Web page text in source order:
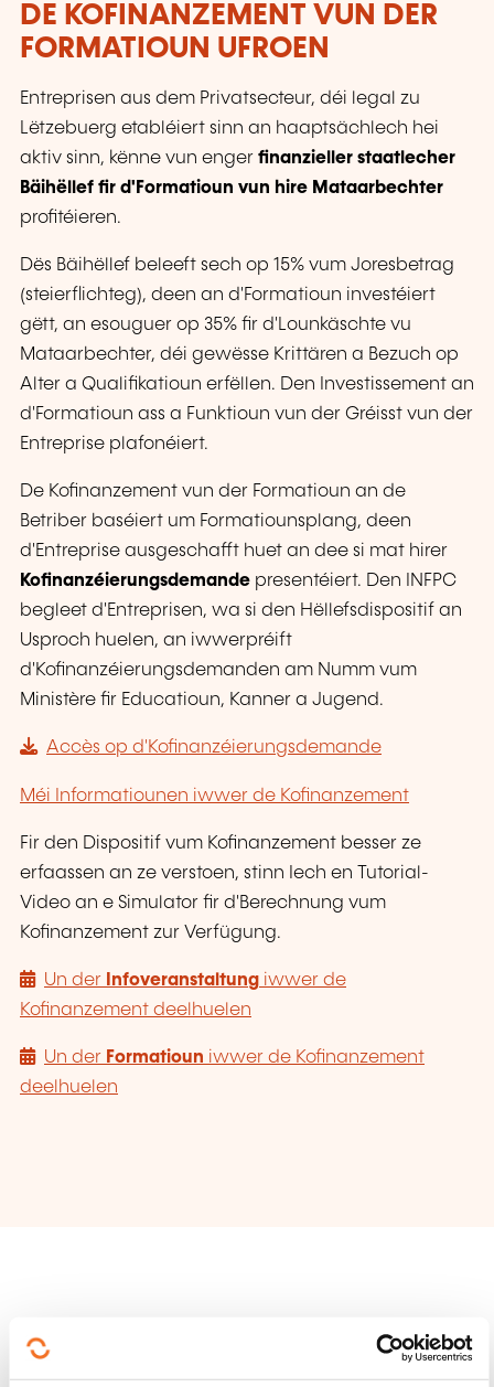
DE KOFINANZEMENT VUN DER
FORMATIOUN UFROEN
Entreprisen aus dem Privatsecteur, déi legal zu
Lëtzebuerg etabléiert sinn an haaptsächlech hei
aktiv sinn, kënne vun enger finanzieller staatlecher
Bäihëllef fir d'Formatioun vun hire Mataarbechter
profitéieren.
Dës Bäihëllef beleeft sech op 15% vum Joresbetrag
(steierflichteg), deen an d'Formatioun investéiert
gëtt, an esouguer op 35% fir d'Lounkäschte vu
Mataarbechter, déi gewësse Krittären a Bezuch op
Alter a Qualifikatioun erfëllen. Den Investissement an
d'Formatioun ass a Funktioun vun der Gréisst vun der
Entreprise plafonéiert.
De Kofinanzement vun der Formatioun an de
Betriber baséiert um Formatiounsplang, deen
d'Entreprise ausgeschafft huet an dee si mat hirer
Kofinanzéierungsdemande presentéiert. Den INFPC
begleet d'Entreprisen, wa si den Hëllefsdispositif an
Usproch huelen, an iwwerpréift
d'Kofinanzéierungsdemanden am Numm vum
Ministère fir Educatioun, Kanner a Jugend.
Accès op d'Kofinanzéierungsdemande
Méi Informatiounen iwwer de Kofinanzement
Fir den Dispositif vum Kofinanzement besser ze
erfaassen an ze verstoen, stinn Iech en Tutorial-
Video an e Simulator fir d'Berechnung vum
Kofinanzement zur Verfügung.
Un der Infoveranstaltung iwwer de
Kofinanzement deelhuelen
Un der Formatioun iwwer de Kofinanzement
deelhuelen
AUSBILDUNGSBÄIHËLLEFEN AN